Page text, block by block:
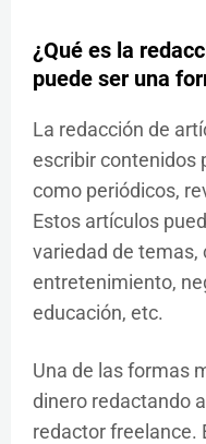
¿Qué es la
puede ser una
La redacción de
escribir contenidos
como periódicos,
Estos artículos
variedad de temas,
entretenimiento,
educación, etc.
Una de las formas
dinero redactando
redactor freelance.